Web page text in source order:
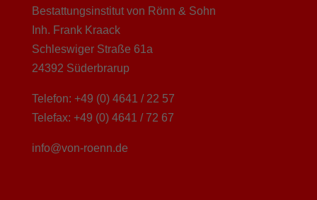
Bestattungsinstitut von Rönn & Sohn
Inh. Frank Kraack
Schleswiger Straße 61a
24392 Süderbrarup
Telefon: +49 (0) 4641 / 22 57
Telefax: +49 (0) 4641 / 72 67
info@von-roenn.de